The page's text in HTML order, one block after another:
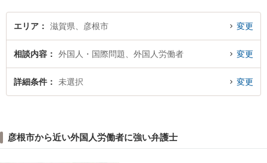
エリア 滋賀県、彦根市 変更
相談内容 外国人・国際問題、外国人労働者 変更
詳細条件 未選択 変更
彦根市から近い外国人労働者に強い弁護士